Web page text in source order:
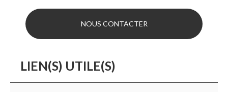
NOUS CONTACTER
LIEN(S) UTILE(S)